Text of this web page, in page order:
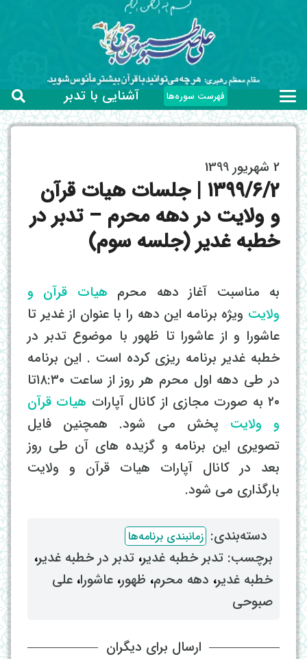
فهرست سوره‌ها آشنایی با تدبر
2 شهریور 1399
۱۳۹۹/۶/2 | جلسات هیات قرآن
و ولایت در دهه محرم – تدبر در
خطبه غدیر (جلسه سوم)
به مناسبت آغاز دهه محرم هیات قرآن و
ولایت ویژه برنامه این دهه را با عنوان از غدیر تا
عاشورا و از عاشورا تا ظهور با موضوع تدبر در
خطبه غدیر برنامه ریزی کرده است . این برنامه
در طی دهه اول محرم هر روز از ساعت ۱۸:۳۰تا
۲۰ به صورت مجازی از کانال آپارات
هیات قرآن
و ولایت پخش می شود. همچنین فایل
تصویری این برنامه و گزیده های آن طی روز
بعد در کانال آپارات هیات قرآن و ولایت
بارگذاری می شود.
دسته‌بندی: ‌ زمانبندی برنامه‌ها
برچسب: ‌ تدبر خطبه غدیر، ‌ تدبر در خطبه غدیر،
خطبه غدیر، ‌ دهه محرم، ‌ ظهور، ‌ عاشورا، ‌ علی
صبوحی
ارسال برای دیگران